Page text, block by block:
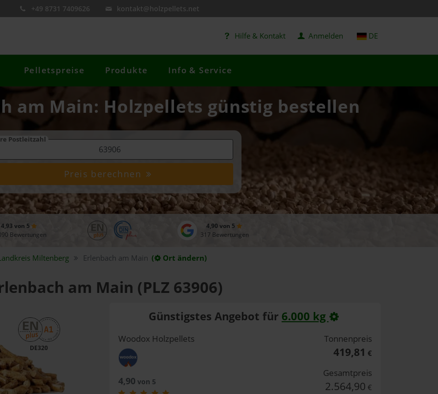
+49 8731 7409626 kontakt@holzpellets.net
Hilfe & Kontakt Anmelden DE
Pelletspreise Produkte Info & Service
am Main: Holzpellets günstig bestellen
Postleitzahl
Preis berechnen
4,93 von 5
Bewertungen
4,90 von 5
317 Bewertungen
Miltenberg Erlenbach am Main ( Ort ändern)
am Main (PLZ 63906)
DE320
Günstigstes Angebot für 6.000 kg
Woodox Holzpellets
4,90 von 5
Tonnenpreis
419,81 €
Gesamtpreis
2.564,90 €